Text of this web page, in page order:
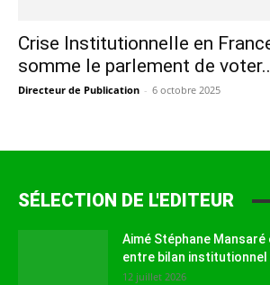
Crise Institutionnelle en
somme le parlement de
Directeur de Publication - 6 octobre 2025
SÉLECTION DE L'EDITEUR
Aimé Stéphane Mansaré
entre bilan institutionnel
12 juillet 2026